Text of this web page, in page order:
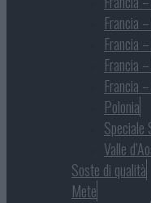
Francia
Francia
Francia
Francia
Polonia
Speciale
Valle
Soste di qualità
Mete